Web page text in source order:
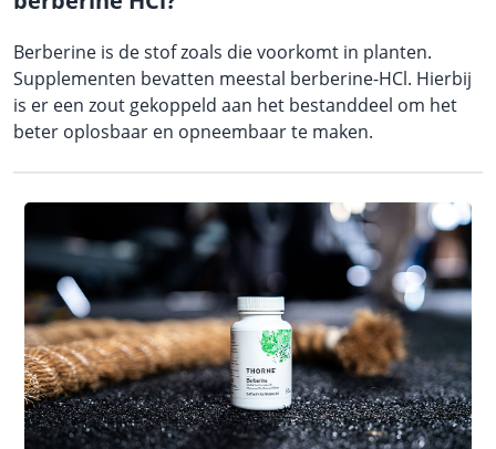
Berberine is de stof zoals die voorkomt in planten.
Supplementen bevatten meestal berberine-HCl. Hierbij
is er een zout gekoppeld aan het bestanddeel om het
beter oplosbaar en opneembaar te maken.